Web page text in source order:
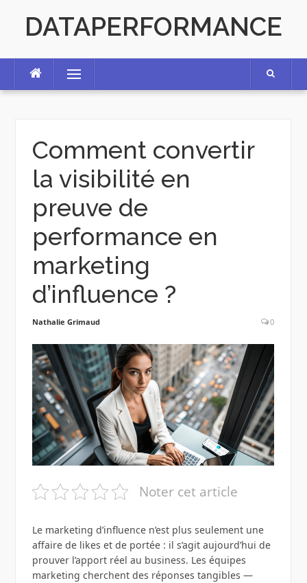
contentDATAPERFORMANCE
Menu
Comment convertir
la visibilité en
preuve de
performance en
marketing
d’influence ?
Nathalie Grimaud 0
Noter cet article
Le marketing d’influence n’est plus seulement une
affaire de likes et de portée : il s’agit aujourd’hui de
prouver l’apport réel au business. Les équipes
marketing cherchent des réponses tangibles —